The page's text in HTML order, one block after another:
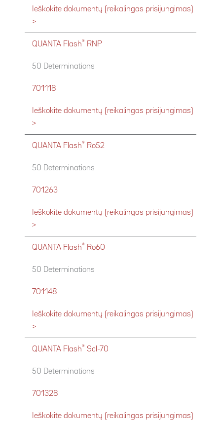
Ieškokite dokumentų (reikalingas prisijungimas)
>
QUANTA Flash® RNP
50 Determinations
701118
Ieškokite dokumentų (reikalingas prisijungimas)
>
QUANTA Flash® Ro52
50 Determinations
701263
Ieškokite dokumentų (reikalingas prisijungimas)
>
QUANTA Flash® Ro60
50 Determinations
701148
Ieškokite dokumentų (reikalingas prisijungimas)
>
QUANTA Flash® Scl-70
50 Determinations
701328
Ieškokite dokumentų (reikalingas prisijungimas)